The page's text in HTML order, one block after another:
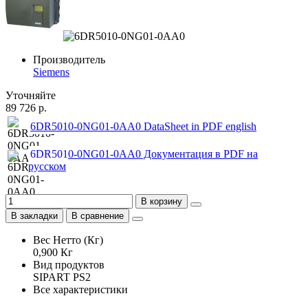
Производитель
Siemens
Уточняйте
89 726 р.
6DR5010-0NG01-0AA0 DataSheet in PDF english
6DR5010-0NG01-0AA0 Документация в PDF на
русском
В корзину
В закладки
В сравнение
Вес Нетто (Кг)
0,900 Кг
Вид продуктов
SIPART PS2
Все характеристики